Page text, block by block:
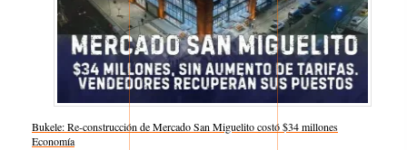
Bukele: Re-construcción de Mercado San Miguelito costó $34 millones
Respecto a
Economía